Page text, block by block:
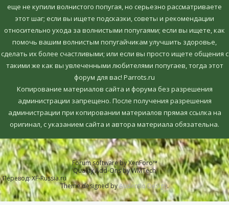
еще не купили волнистого попугая, но серьезно рассматриваете
этот шаг; если вы ищете подсказки, советы и рекомендации
относительно ухода за волнистыми попугаями; если вы ищете, как
помочь вашим волнистым попугайчикам улучшить здоровье,
сделать их более счастливыми; или если вы просто ищете общения с
такими же как вы увлеченными любителями попугаев, тогда этот
форум для вас! Parrots.ru
Копирование материалов сайта и форума без разрешения
администрации запрещено. После получения разрешения
администрации при копировании материалов прямая ссылка на
оригинал, c указанием сайта и автора материала обязательна.
Forum software by XenForo™
Quality Add-Ons by WMTech
Перевод:XF-Russia.ru
Theme designed byAudentio Design.